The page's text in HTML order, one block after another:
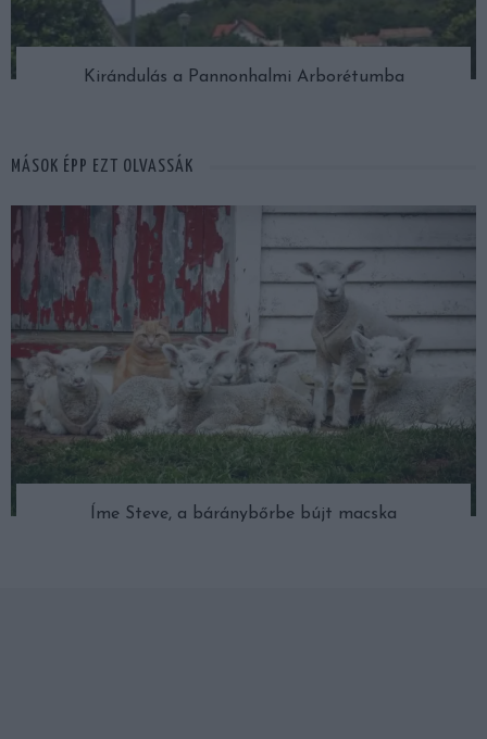
Kirándulás a Pannonhalmi Arborétumba
MÁSOK ÉPP EZT OLVASSÁK
Íme Steve, a báránybőrbe bújt macska